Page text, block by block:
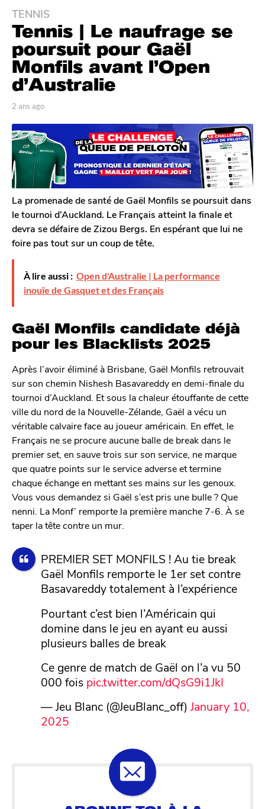
2
a
s
a
g
a
n
s
a
g
o
TENNIS
Tennis | Le naufrage se
poursuit pour Gaël
Monfils avant l’Open
d’Australie
p
r
T
o
m
G
a
l
e
r
o
n
2 ans ago
s
a
La promenade de santé de Gaël Monfils se poursuit dans
le tournoi d’Auckland. Le Français atteint la finale et
devra se défaire de Zizou Bergs. En espérant que lui ne
foire pas tout sur un coup de tête.
À lire aussi : Open d'Australie | La performance
inouïe de Gasquet et des Français
Gaël Monfils candidate déjà
pour les Blacklists 2025
Après l’avoir éliminé à Brisbane, Gaël Monfils retrouvait
sur son chemin Nishesh Basavareddy en demi-finale du
tournoi d’Auckland. Et sous la chaleur étouffante de cette
ville du nord de la Nouvelle-Zélande, Gaël a vécu un
véritable calvaire face au joueur américain. En effet, le
Français ne se procure aucune balle de break dans le
premier set, en sauve trois sur son service, ne marque
que quatre points sur le service adverse et termine
chaque échange en mettant ses mains sur les genoux.
Vous vous demandez si Gaël s’est pris une bulle ? Que
nenni. La Monf’ remporte la première manche 7-6. À se
taper la tête contre un mur.
PREMIER SET MONFILS ! Au tie break
Gaël Monfils remporte le 1er set contre
Basavareddy totalement à l’expérience
Pourtant c’est bien l’Américain qui
domine dans le jeu en ayant eu aussi
plusieurs balles de break
Ce genre de match de Gaël on l’a vu 50
000 fois pic.twitter.com/dQsG9i1JkI
— Jeu Blanc (@JeuBlanc_off) January 10,
2025